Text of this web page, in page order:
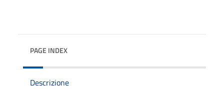
PAGE INDEX
Descrizione